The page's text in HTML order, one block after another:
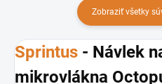
Zobraziť všetky
Sprintus - Návlek
mikrovlákna